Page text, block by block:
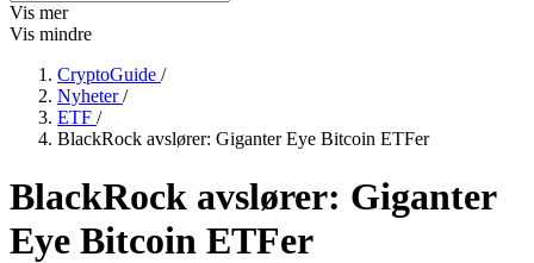
Vis mer
Vis mindre
CryptoGuide /
Nyheter /
ETF /
BlackRock avslører: Giganter Eye Bitcoin ETFer
BlackRock avslører: Giganter
Eye Bitcoin ETFer